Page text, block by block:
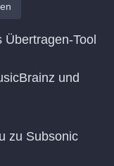
Tool
und
zu Subsonic